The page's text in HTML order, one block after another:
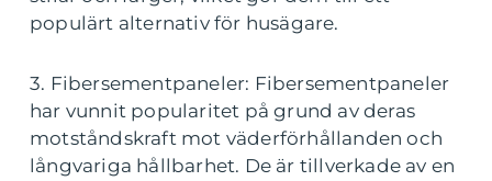
populärt alternativ för husägare.
3. Fibersementpaneler: Fibersementpaneler
har vunnit popularitet på grund av deras
motståndskraft mot väderförhållanden och
långvariga hållbarhet. De är tillverkade av en